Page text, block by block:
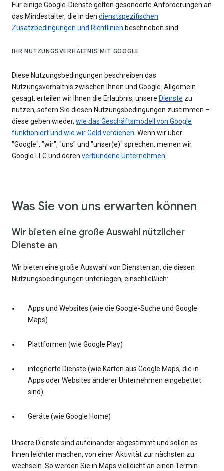
Für einige Google-Dienste gelten gesonderte Anforderungen an
das Mindestalter, die in den dienstspezifischen
Zusatzbedingungen und Richtlinien beschrieben sind.
IHR NUTZUNGSVERHÄLTNIS MIT GOOGLE
Diese Nutzungsbedingungen beschreiben das
Nutzungsverhältnis zwischen Ihnen und Google. Allgemein
gesagt, erteilen wir Ihnen die Erlaubnis, unsere Dienste zu
nutzen, sofern Sie diesen Nutzungsbedingungen zustimmen –
diese geben wieder, wie das Geschäftsmodell von Google
funktioniert und wie wir Geld verdienen. Wenn wir über
"Google", "wir", "uns" und "unser(e)" sprechen, meinen wir
Google LLC und deren verbundene Unternehmen.
Was Sie von uns erwarten können
Wir bieten eine große Auswahl nützlicher
Dienste an
Wir bieten eine große Auswahl von Diensten an, die diesen
Nutzungsbedingungen unterliegen, einschließlich:
Apps und Websites (wie die Google-Suche und Google
Maps)
Plattformen (wie Google Play)
integrierte Dienste (wie Karten aus Google Maps, die in
Apps oder Websites anderer Unternehmen eingebettet
sind)
Geräte (wie Google Home)
Unsere Dienste sind aufeinander abgestimmt und sollen es
Ihnen leichter machen, von einer Aktivität zur nächsten zu
wechseln. So werden Sie in Maps vielleicht an einen Termin